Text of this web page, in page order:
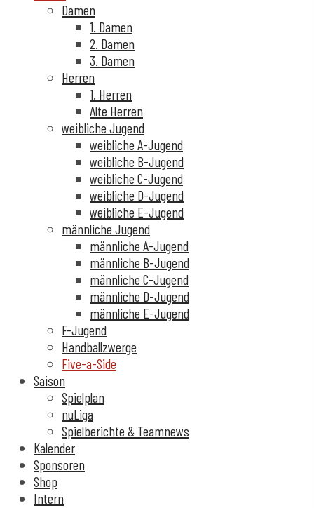
Damen
1. Damen
2. Damen
3. Damen
Herren
1. Herren
Alte Herren
weibliche Jugend
weibliche A-Jugend
weibliche B-Jugend
weibliche C-Jugend
weibliche D-Jugend
weibliche E-Jugend
männliche Jugend
männliche A-Jugend
männliche B-Jugend
männliche C-Jugend
männliche D-Jugend
männliche E-Jugend
F-Jugend
Handballzwerge
Five-a-Side
Saison
Spielplan
nuLiga
Spielberichte & Teamnews
Kalender
Sponsoren
Shop
Intern